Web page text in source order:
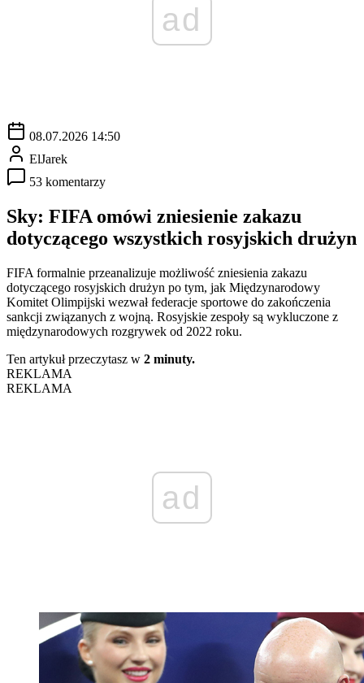
ad
08.07.2026 14:50
ElJarek
53 komentarzy
Sky: FIFA omówi zniesienie zakazu
dotyczącego wszystkich rosyjskich drużyn
FIFA formalnie przeanalizuje możliwość zniesienia zakazu
dotyczącego rosyjskich drużyn po tym, jak Międzynarodowy
Komitet Olimpijski wezwał federacje sportowe do zakończenia
sankcji związanych z wojną. Rosyjskie zespoły są wykluczone z
międzynarodowych rozgrywek od 2022 roku.
Ten artykuł przeczytasz w 2 minuty.
REKLAMA
REKLAMA
ad